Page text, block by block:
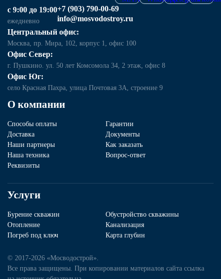
О компании
Способы оплаты
Гарантии
Доставка
Документы
Наши партнеры
Как заказать
Наша техника
Вопрос-ответ
Реквизиты
Услуги
Бурение скважин
Обустройство скважины
Отопление
Канализация
Погреб под ключ
Карта глубин
с 9:00 до 19:00
ежедневно
+7 (903) 790-00-69
info@mosvodostroy.ru
Центральный офис:
Москва, пр. Мира, 102, корпус 1, офис 100
Офис Север:
г. Пушкино. ул. 50 лет Комсомола 34, 2 этаж, офис 8
Офис Юг:
село Красная Пахра, улица Почтовая 3А, строение 9
© 2017-2026 «Мосводострой».
Все права защищены. При копировании материалов сайта ссылка